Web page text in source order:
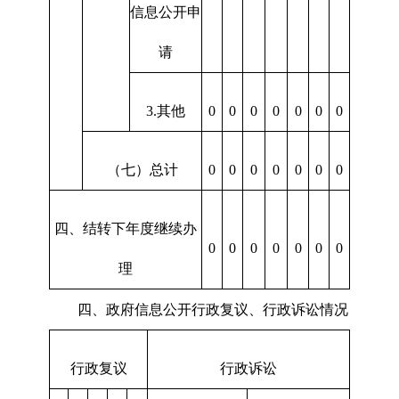
信息公开申
请
3.其他 0 0 0 0 0 0 0
（七）总计 0 0 0 0 0 0 0
四、结转下年度继续办
理
0 0 0 0 0 0 0
四、政府信息公开行政复议、行政诉讼情况
行政复议 行政诉讼